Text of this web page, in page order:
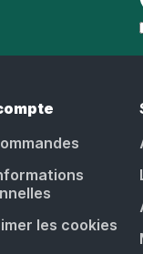
les cookies